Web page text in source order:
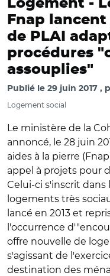
Logement -
Fnap
de PLAI
procédures
assouplies"
Publié le 29 juin 2017
Logement social
Le ministère de la
annoncé, le 28 juin
aides à la pierre
appel à projets pour
Celui-ci s'inscrit
logements très
lancé en 2013 et
l'occurrence
offre nouvelle de
s'agissant de
destination des